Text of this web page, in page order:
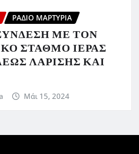
ΡΆΔΙΟ ΜΑΡΤΥΡΊΑ
ΜΕ ΤΟΝ
ΣΤΑΘΜΟ ΙΕΡΑΣ
ΛΑΡΙΣΗΣ ΚΑΙ
Μάι 15, 2024